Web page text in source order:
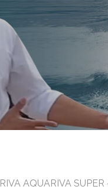
RIVA AQUARIVA